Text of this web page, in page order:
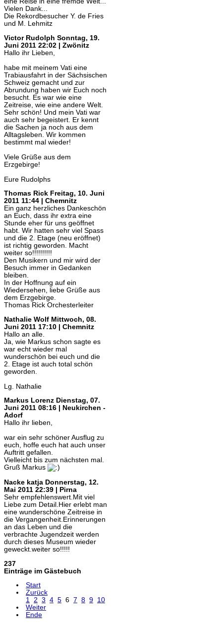
Vielen Dank...
Die Rekordbesucher Y. de Fries
und M. Lehmitz
Victor Rudolph Sonntag, 19.
Juni 2011 22:02 | Zwönitz
Hallo ihr Lieben,
habe mit meinem Vati eine
Trabiausfahrt in der Sächsischen
Schweiz gemacht und zur
Abrundung haben wir Euch noch
besucht. Es war wie eine
Zeitreise, wie eine andere Welt.
Sehr schön! Und mein Vati war
auch sehr begeistert. Er kennt
die Sachen ja noch aus dem
Alltagsleben. Wir kommen
bestimmt mal wieder!
Viele Grüße aus dem
Erzgebirge!
Eure Rudolphs
Thomas Rick Freitag, 10. Juni
2011 11:44 | Chemnitz
Ein ganz herzliches Dankeschön
an Euch, dass ihr extra eine
Stunde eher für uns geöffnet
habt. Wir hatten sehr viel Spass
und die 2. Etage (neu eröffnet)
ist richtig geworden. Macht
weiter so!!!!!!!!!!
Den Musikern und mir wird der
Besuch immer in Gedanken
bleiben.
In der Hoffnung auf ein
Wiedersehen, liebe Grüße aus
dem Erzgebirge.
Thomas Rick Orchesterleiter
Nathalie Wolf Mittwoch, 08.
Juni 2011 17:10 | Chemnitz
Hallo an alle.
Ja, wie Markus schon sagte es
war echt wieder mal
wunderschön bei euch und die
2. Etage ist auch total schön
geworden.
Lg. Nathalie
Markus Lorenz Dienstag, 07.
Juni 2011 08:16 | Neukirchen -
Adorf
Hallo ihr lieben,
war ein sehr schöner Ausflug zu
euch, hoffe euch hat auch unser
Auftritt gefallen.
Vielleicht bis zum nächsten mal.
Gruß Markus
Nacke katja Donnerstag, 12.
Mai 2011 22:39 | Pirna
Sehr empfehlenswert.Mit viel
Liebe zum Detail.Hier erlebt man
eine wunderschöne Zeitreise in
die Vergangenheit.Erinnerungen
an das Leben und die
verbrachte Jugendzeit werden
durch dieses Museum wieder
geweckt.weiter so!!!!!
237
Einträge im Gästebuch
Start
Zurück
1 2 3 4 5 6 7 8 9 10
Weiter
Ende